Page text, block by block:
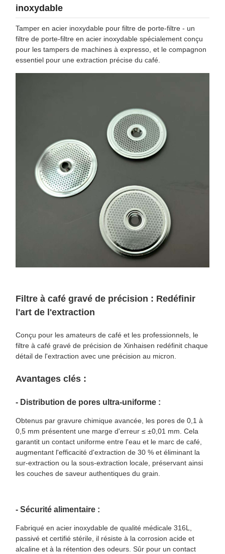
inoxydable
Tamper en acier inoxydable pour filtre de porte-filtre - un
filtre de porte-filtre en acier inoxydable spécialement conçu
pour les tampers de machines à expresso, et le compagnon
essentiel pour une extraction précise du café.
Filtre à café gravé de précision : Redéfinir
l'art de l'extraction
Conçu pour les amateurs de café et les professionnels, le
filtre à café gravé de précision de Xinhaisen redéfinit chaque
détail de l'extraction avec une précision au micron.
Avantages clés :
- Distribution de pores ultra-uniforme :
Obtenus par gravure chimique avancée, les pores de 0,1 à
0,5 mm présentent une marge d'erreur ≤ ±0,01 mm. Cela
garantit un contact uniforme entre l'eau et le marc de café,
augmentant l'efficacité d'extraction de 30 % et éliminant la
sur-extraction ou la sous-extraction locale, préservant ainsi
les couches de saveur authentiques du grain.
- Sécurité alimentaire :
Fabriqué en acier inoxydable de qualité médicale 316L,
passivé et certifié stérile, il résiste à la corrosion acide et
alcaline et à la rétention des odeurs. Sûr pour un contact